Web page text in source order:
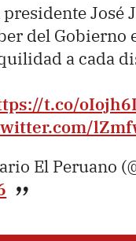
presidente José
del Gobierno
a cada
t.co/
El Peruano